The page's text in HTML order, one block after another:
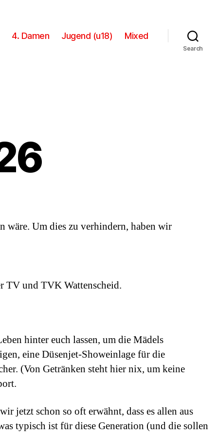
4. Damen Jugend (u18) Mixed
Search
wäre. Um dies zu verhindern, haben wir
TV und TVK Wattenscheid.
hinter euch lassen, um die Mädels
eine Düsenjet-Showeinlage für die
(Von Getränken steht hier nix, um keine
jetzt schon so oft erwähnt, dass es allen aus
typisch ist für diese Generation (und die sollen